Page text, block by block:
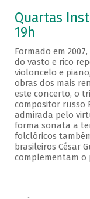
Quartas
19h
Formado em
do vasto e rico
violoncelo e
obras dos mais
este concerto, o
compositor russo
admirada pelo
forma sonata a
folclóricos
brasileiros César
complementam o